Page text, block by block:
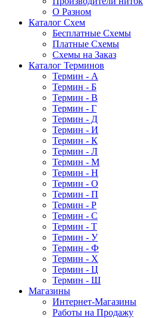
О Разном
Каталог Схем
Бесплатные Схемы
Платные Схемы
Схемы на Заказ
Каталог Терминов
Термин - А
Термин - Б
Термин - В
Термин - Г
Термин - Д
Термин - И
Термин - К
Термин - Л
Термин - М
Термин - Н
Термин - О
Термин - П
Термин - Р
Термин - С
Термин - Т
Термин - У
Термин - Ф
Термин - Х
Термин - Ц
Термин - Ш
Магазины
Интернет-Магазины
Работы на Продажу